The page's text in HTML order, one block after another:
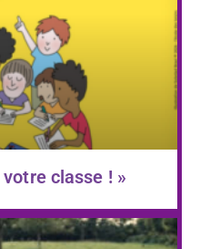
classe ! »